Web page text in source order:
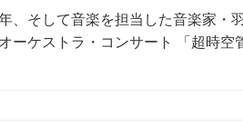
、そして音楽を担当した音楽家・
ーケストラ・コンサート 「超時空